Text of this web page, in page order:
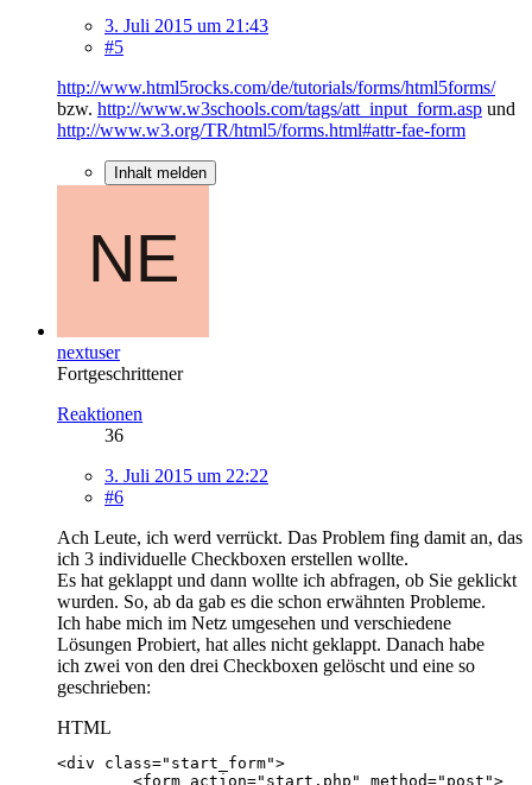
3. Juli 2015 um 21:43
#5
http://www.html5rocks.com/de/tutorials/forms/html5forms/
bzw. http://www.w3schools.com/tags/att_input_form.asp und
http://www.w3.org/TR/html5/forms.html#attr-fae-form
Inhalt melden
nextuser
Fortgeschrittener
Reaktionen
36
3. Juli 2015 um 22:22
#6
Ach Leute, ich werd verrückt. Das Problem fing damit an, das
ich 3 individuelle Checkboxen erstellen wollte.
Es hat geklappt und dann wollte ich abfragen, ob Sie geklickt
wurden. So, ab da gab es die schon erwähnten Probleme.
Ich habe mich im Netz umgesehen und verschiedene
Lösungen Probiert, hat alles nicht geklappt. Danach habe
ich zwei von den drei Checkboxen gelöscht und eine so
geschrieben:
HTML